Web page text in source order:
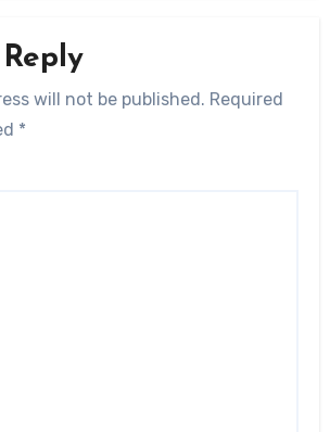
will not be published. Required
*